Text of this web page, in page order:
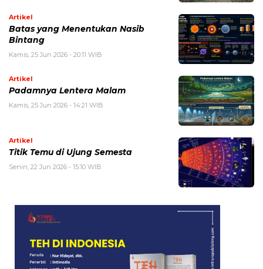
Artikel
Batas yang Menentukan Nasib
Bintang
Kamis, 25 Jun 2026 - 20:11 WIB
Artikel
Padamnya Lentera Malam
Kamis, 25 Jun 2026 - 14:21 WIB
Artikel
Titik Temu di Ujung Semesta
Senin, 22 Jun 2026 - 15:10 WIB